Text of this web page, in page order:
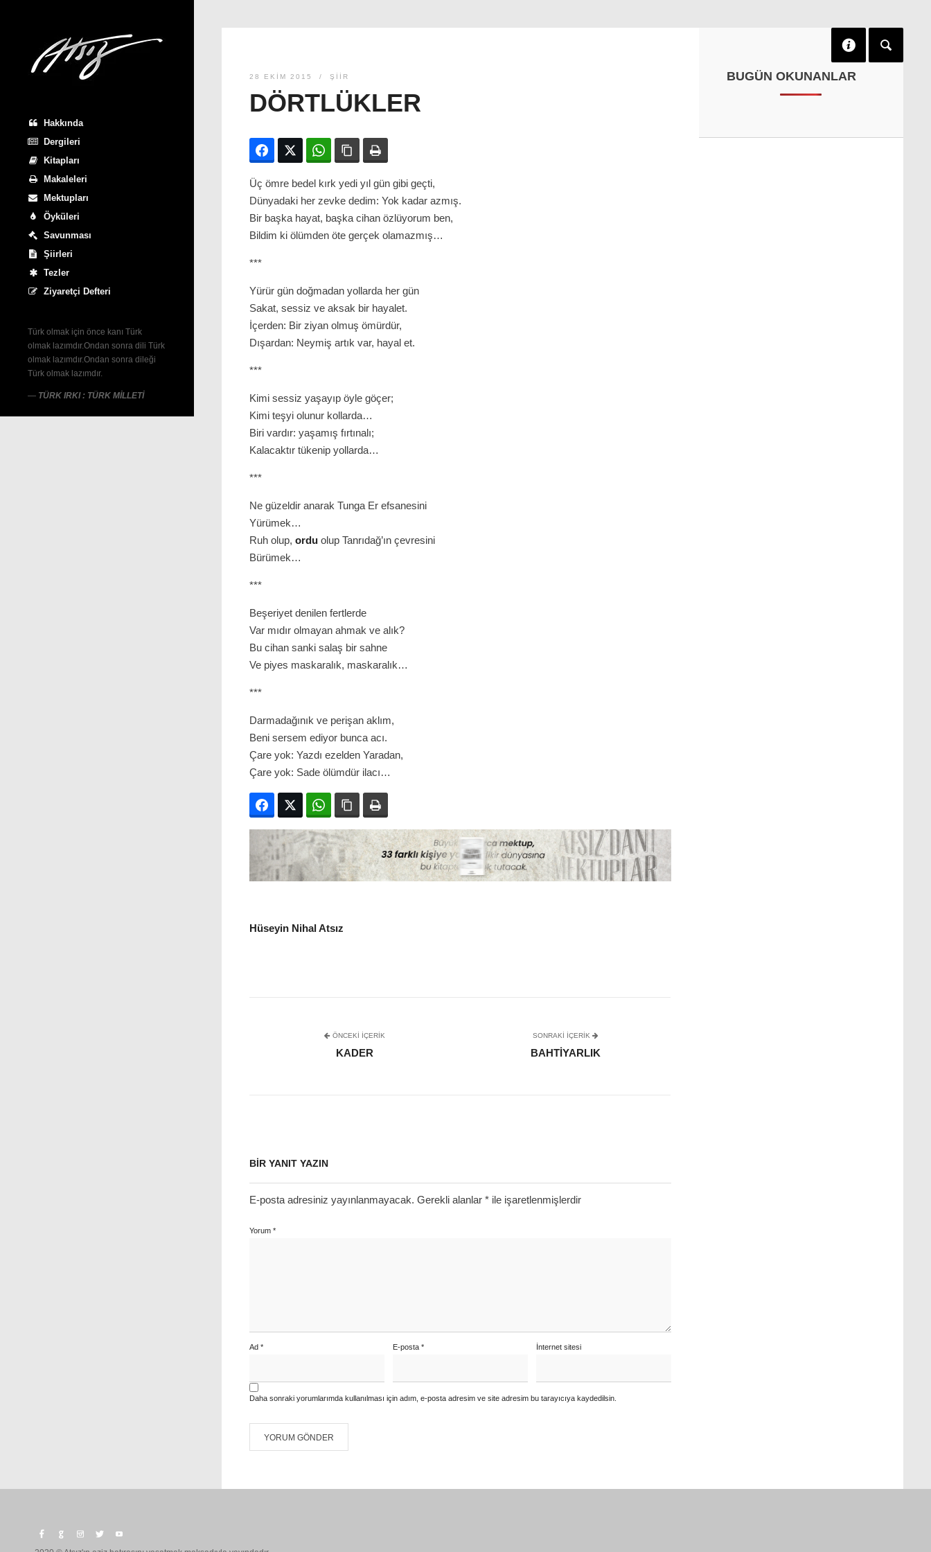
Hakkında
Dergileri
Kitapları
Makaleleri
Mektupları
Öyküleri
Savunması
Şiirleri
Tezler
Ziyaretçi Defteri
Türk olmak için önce kanı Türk
olmak lazımdır.Ondan sonra dili Türk
olmak lazımdır.Ondan sonra dileği
Türk olmak lazımdır.
— TÜRK IRKI : TÜRK MILLETI
28 EKIM 2015 ŞIIR
DÖRTLÜKLER
FacebookTwitter WhatsAppBağlanıyı kopyala
Üç ömre bedel kırk yedi yıl gün gibi geçti,
Dünyadaki her zevke dedim: Yok kadar azmış.
Bir başka hayat, başka cihan özlüyorum ben,
Bildim ki ölümden öte gerçek olamazmış…
***
Yürür gün doğmadan yollarda her gün
Sakat, sessiz ve aksak bir hayalet.
İçerden: Bir ziyan olmuş ömürdür,
Dışardan: Neymiş artık var, hayal et.
***
Kimi sessiz yaşayıp öyle göçer;
Kimi teşyi olunur kollarda…
Biri vardır: yaşamış fırtınalı;
Kalacaktır tükenip yollarda…
***
Ne güzeldir anarak Tunga Er efsanesini
Yürümek…
Ruh olup, ordu olup Tanrıdağ’ın çevresini
Bürümek…
***
Beşeriyet denilen fertlerde
Var mıdır olmayan ahmak ve alık?
Bu cihan sanki salaş bir sahne
Ve piyes maskaralık, maskaralık…
***
Darmadağınık ve perişan aklım,
Beni sersem ediyor bunca acı.
Çare yok: Yazdı ezelden Yaradan,
Çare yok: Sade ölümdür ilacı…
FacebookTwitter WhatsAppBağlanıyı kopyala
Hüseyin Nihal Atsız
ÖNCEKI İÇERIK
KADER
SONRAKI IÇERIK
BAHTIYARLIK
BIR YANIT YAZIN
E-posta adresiniz yayınlanmayacak. Gerekli alanlar * ile işaretlenmişlerdir
Yorum *
Ad * E-posta * İnternet sitesi
Daha sonraki yorumlarımda kullanılması için adım, e-posta adresim ve site adresim bu tarayıcıya kaydedilsin.
BUGÜN OKUNANLAR